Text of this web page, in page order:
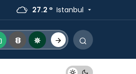
27.2 ° Istanbul